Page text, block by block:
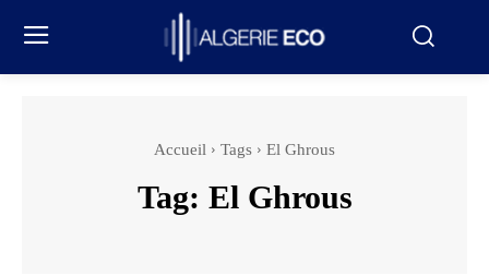
Accueil Tags El Ghrous
Tag: El Ghrous